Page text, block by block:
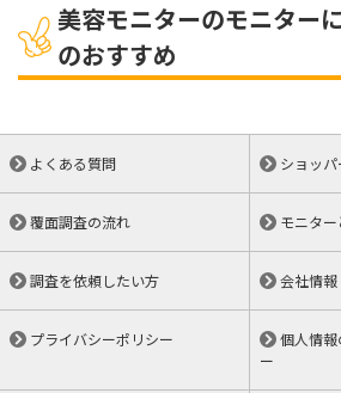
美容モニターのモニター
のおすすめ
よくある質問 ショッ
覆面調査の流れ モニター
調査を依頼したい方 会社情報
プライバシーポリシー
個人情
ー